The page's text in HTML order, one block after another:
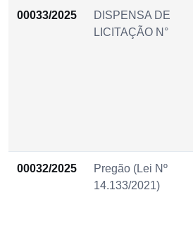
00033/2025
DISPENSA DE
LICITAÇÃO N°
00032/2025
Pregão (Lei Nº
14.133/2021)